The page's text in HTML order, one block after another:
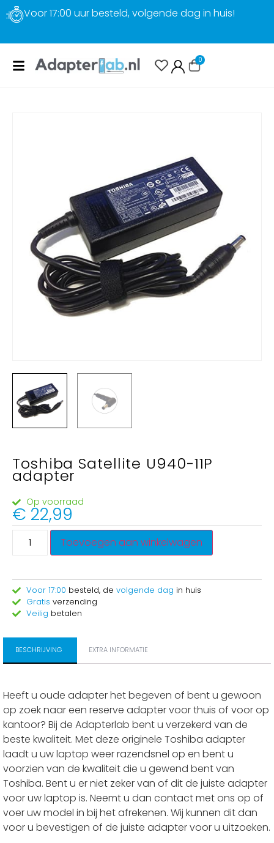
Voor 17:00 uur besteld, volgende dag in huis!
0
Toshiba Satellite U940-11P
adapter
Op voorraad
€ 22,99
Toevoegen aan winkelwagen
Voor 17:00 besteld, de volgende dag in huis
Gratis verzending
Veilig betalen
BESCHRIJVING EXTRA INFORMATIE
Heeft u oude adapter het begeven of bent u gewoon
op zoek naar een reserve adapter voor thuis of voor op
kantoor? Bij de Adapterlab bent u verzekerd van de
beste kwaliteit. Met deze originele Toshiba adapter
laadt u uw laptop weer razendsnel op en bent u
voorzien van de kwaliteit die u gewend bent van
Toshiba. Bent u er niet zeker van of dit de juiste adapter
voor uw laptop is. Neemt u dan contact met ons op of
voer uw model in bij het afrekenen. Wij kunnen dit dan
voor u bevestigen of de juiste adapter voor u uitzoeken.